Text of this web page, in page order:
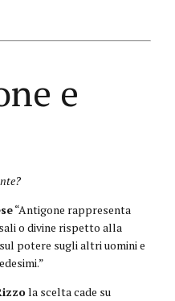
e
“Antigone rappresenta
o divine rispetto alla
potere sugli altri uomini e
la scelta cade su